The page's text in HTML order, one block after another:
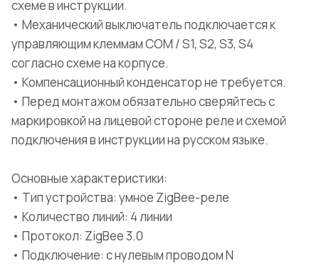
схеме в инструкции.
• Механический выключатель подключается к
управляющим клеммам COM / S1, S2, S3, S4
согласно схеме на корпусе.
• Компенсационный конденсатор не требуется.
• Перед монтажом обязательно сверяйтесь с
маркировкой на лицевой стороне реле и схемой
подключения в инструкции на русском языке.
Основные характеристики:
• Тип устройства: умное ZigBee-реле
• Количество линий: 4 линии
• Протокол: ZigBee 3.0
• Подключение: с нулевым проводом N